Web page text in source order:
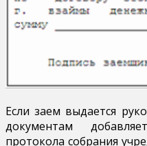
Если заем выдается
документам
протокола собрания